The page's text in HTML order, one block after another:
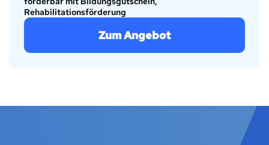
Rehabilitationsförderung
Zum Angebot